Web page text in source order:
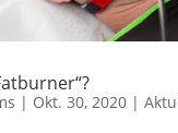
| Okt. 30, 2020|